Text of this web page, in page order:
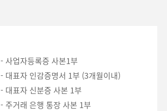
- 사업자등록증 사본1부
- 대표자 인감증명서 1부 (3개월이내)
- 대표자 신분증 사본 1부
- 주거래 은행 통장 사본 1부